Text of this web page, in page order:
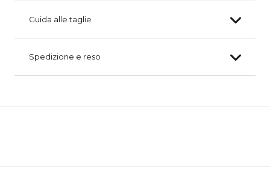
Guida alle taglie
Spedizione e reso